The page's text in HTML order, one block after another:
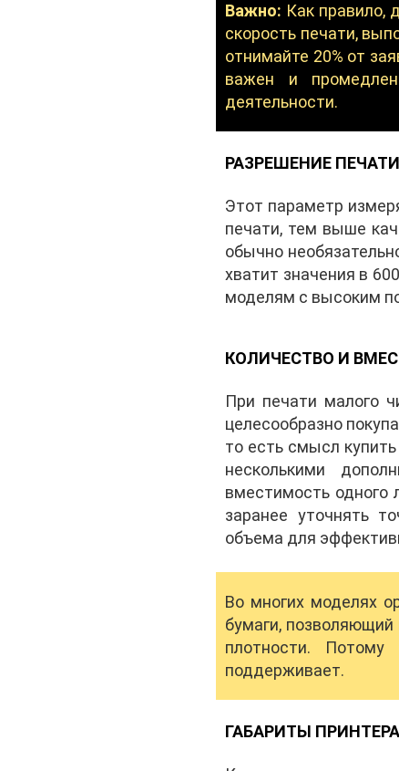
Важно: Как правило,
скорость печати,
отнимайте 20% от
важен и
деятельности.
РАЗРЕШЕНИЕ ПЕЧАТИ
Этот параметр
печати, тем выше
обычно
хватит значения в
моделям с высоким
КОЛИЧЕСТВО И
При печати малого
целесообразно
то есть смысл
несколькими
вместимость одного
заранее уточнять
объема для
Во многих моделях
бумаги,
плотности.
поддерживает.
ГАБАРИТЫ ПРИНТЕРА